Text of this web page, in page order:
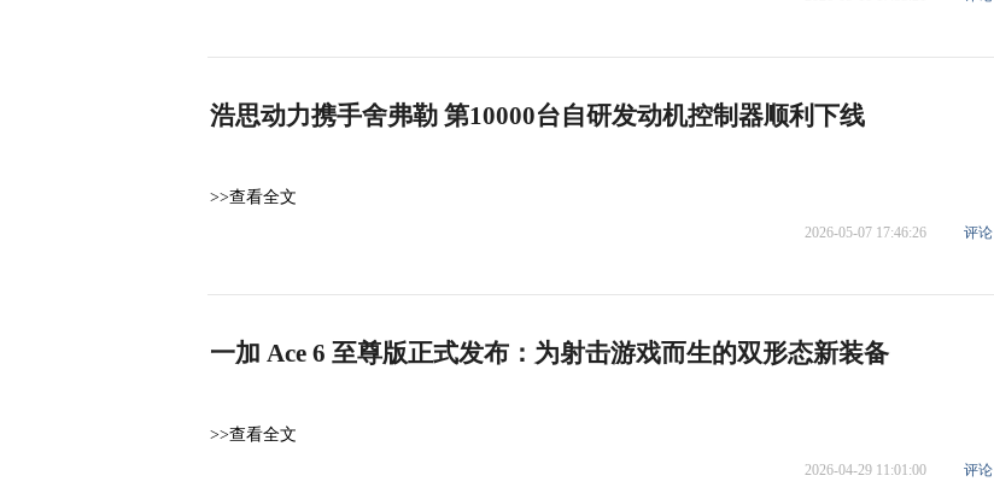
浩思动力携手舍弗勒 第10000台自研发动机控制器顺利下线
>>查看全文
2026-05-07 17:46:26 评论
一加 Ace 6 至尊版正式发布：为射击游戏而生的双形态新装备
>>查看全文
2026-04-29 11:01:00 评论